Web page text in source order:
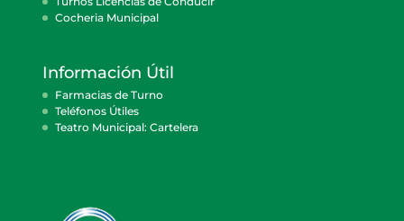
Cocheria Municipal
Información Útil
Farmacias de Turno
Teléfonos Útiles
Teatro Municipal: Cartelera